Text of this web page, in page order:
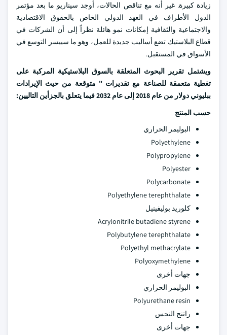
زيادة كبيرة. غير أنه مع تناقص الحالات، أوجد سيناريو ما بعد مؤتمر
الدول الأطراف في العهد الدولي الخاص بالحقوق الاقتصادية
والاجتماعية والثقافية إمكانات نمو هائلة نظراً إلى أن الشركات في
قطاع البلاستيك تضع أساليب جديدة للعمل، وهو ما سييسر التوسع في
الأسواق في المستقبل.
ويشتمل تقرير البحوث المتعلقة بالسوق البلاستيكية المركبة على
تغطية متعمقة للصناعة مع تقديرات " متوقعة من حيث الإيرادات
ببليوني دولار من عام 2018 إلى عام 2032
فيما يتعلق بالجزأين التاليين:
حسب المنتج
البوليمر الحراري
Polyethylene
Polypropylene
Polyester
Polycarbonate
Polyethylene terephthalate
كلوريد بوليفينيل
Acrylonitrile butadiene styrene
Polybutylene terephthalate
Polyethyl methacrylate
Polyoxymethylene
جهات أخرى
البوليمر الحراري
Polyurethane resin
راتنج النحس
جهات أخرى